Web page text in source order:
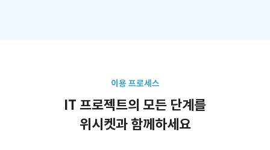
이용 프로세스
IT 프로젝트의 모든 단계를
위시켓과 함께하세요